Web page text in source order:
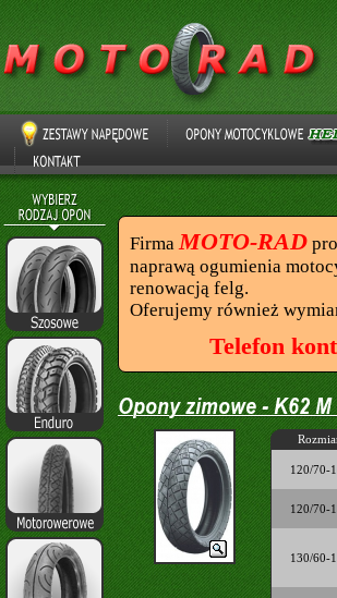
FirmaMOTO-RAD
naprawą ogumienia
renowacją felg.
Oferujemy również
Telefon
120/70-
120/70-
130/60-